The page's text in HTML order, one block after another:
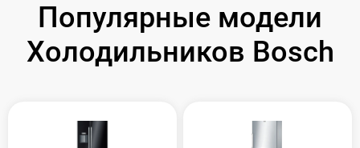
Популярные модели
Холодильников Bosch